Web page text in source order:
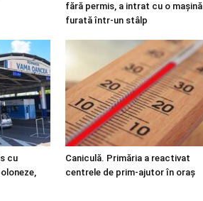
fără permis, a intrat cu o mașină
furată într-un stâlp
cu
Caniculă. Primăria a reactivat
centrele de prim-ajutor în oraș